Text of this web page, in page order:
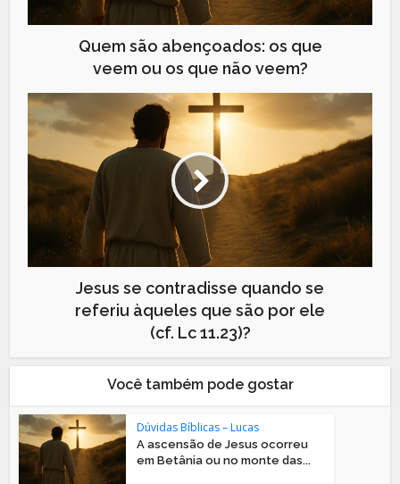
Quem são abençoados: os que
veem ou os que não veem?
Jesus se contradisse quando se
referiu àqueles que são por ele
(cf. Lc 11.23)?
Você também pode gostar
Dúvidas Bíblicas – Lucas
A ascensão de Jesus ocorreu
em Betânia ou no monte das...